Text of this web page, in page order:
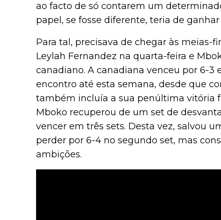
ao facto de só contarem um
papel, se fosse diferente, teria de
Para tal, precisava de chegar às meias-
Leylah Fernandez na quarta-feira e
canadiano. A canadiana venceu por 6-3
encontro até esta semana, desde que
também incluía a sua penúltima vitória
Mboko recuperou de um set de
vencer em três sets. Desta vez, salvou
perder por 6-4 no segundo set, mas
ambições.